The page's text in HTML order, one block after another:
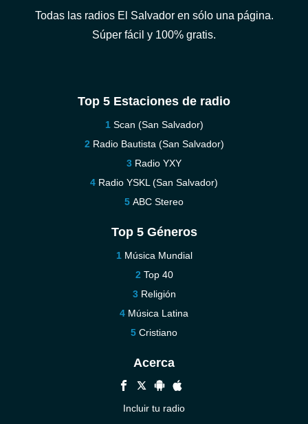
Todas las radios El Salvador en sólo una página.
Súper fácil y 100% gratis.
Top 5 Estaciones de radio
Scan (San Salvador)
Radio Bautista (San Salvador)
Radio YXY
Radio YSKL (San Salvador)
ABC Stereo
Top 5 Géneros
Música Mundial
Top 40
Religión
Música Latina
Cristiano
Acerca
Incluir tu radio